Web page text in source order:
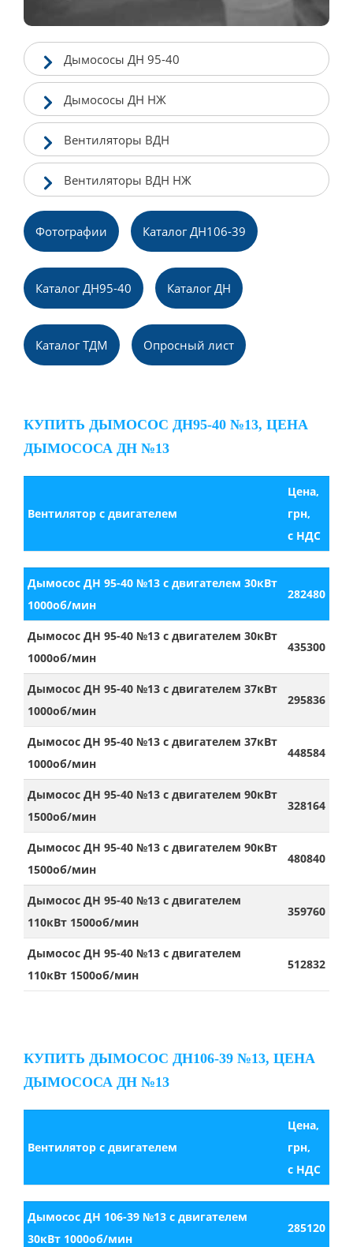
Дымососы ДН 95-40
Дымососы ДН НЖ
Вентиляторы ВДН
Вентиляторы ВДН НЖ
Фотографии Каталог ДН106-39
Каталог ДН95-40 Каталог ДН
Каталог ТДМ Опpосный лист
КУПИТЬ ДЫМОСОС ДН95-40 №13, ЦЕНА
ДЫМОСОСА ДН №13
Вентилятор с двигателем
Цена,
грн,
с НДС
Дымосос ДН 95-40 №13 с двигателем 30кВт
1000об/мин
282480
Дымосос ДН 95-40 №13 с двигателем 30кВт
1000об/мин
435300
Дымосос ДН 95-40 №13 с двигателем 37кВт
1000об/мин
295836
Дымосос ДН 95-40 №13 с двигателем 37кВт
1000об/мин
448584
Дымосос ДН 95-40 №13 с двигателем 90кВт
1500об/мин
328164
Дымосос ДН 95-40 №13 с двигателем 90кВт
1500об/мин
480840
Дымосос ДН 95-40 №13 с двигателем
110кВт 1500об/мин
359760
Дымосос ДН 95-40 №13 с двигателем
110кВт 1500об/мин
512832
КУПИТЬ ДЫМОСОС ДН106-39 №13, ЦЕНА
ДЫМОСОСА ДН №13
Вентилятор с двигателем
Цена,
грн,
с НДС
Дымосос ДН 106-39 №13 с двигателем
30кВт 1000об/мин
285120